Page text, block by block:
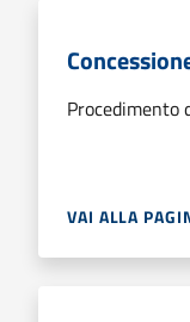
Procedimento
VAI ALLA